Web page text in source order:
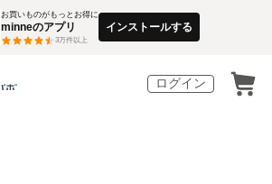
お買いものがもっとお得に
minneのアプリ
3万件以上
インストールする
ログイン